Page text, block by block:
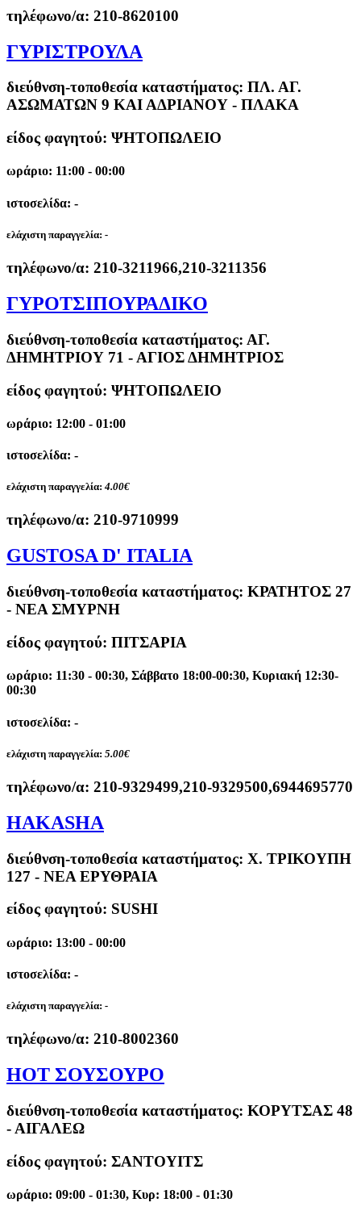
τηλέφωνο/α: 210-8620100
ΓΥΡΙΣΤΡΟΥΛΑ
διεύθνση-τοποθεσία καταστήματος: ΠΛ. ΑΓ.
ΑΣΩΜΑΤΩΝ 9 ΚΑΙ ΑΔΡΙΑΝΟΥ - ΠΛΑΚΑ
είδος φαγητού: ΨΗΤΟΠΩΛΕΙΟ
ωράριο: 11:00 - 00:00
ιστοσελίδα: -
ελάχιστη παραγγελία: -
τηλέφωνο/α: 210-3211966,210-3211356
ΓΥΡΟΤΣΙΠΟΥΡΑΔΙΚΟ
διεύθνση-τοποθεσία καταστήματος: ΑΓ.
ΔΗΜΗΤΡΙΟΥ 71 - ΑΓΙΟΣ ΔΗΜΗΤΡΙΟΣ
είδος φαγητού: ΨΗΤΟΠΩΛΕΙΟ
ωράριο: 12:00 - 01:00
ιστοσελίδα: -
ελάχιστη παραγγελία: 4.00€
τηλέφωνο/α: 210-9710999
GUSTOSA D' ITALIA
διεύθνση-τοποθεσία καταστήματος: ΚΡΑΤΗΤΟΣ 27
- ΝΕΑ ΣΜΥΡΝΗ
είδος φαγητού: ΠΙΤΣΑΡΙΑ
ωράριο: 11:30 - 00:30, Σάββατο 18:00-00:30, Κυριακή 12:30-
00:30
ιστοσελίδα: -
ελάχιστη παραγγελία: 5.00€
τηλέφωνο/α: 210-9329499,210-9329500,6944695770
HAKASHA
διεύθνση-τοποθεσία καταστήματος: Χ. ΤΡΙΚΟΥΠΗ
127 - ΝΕΑ ΕΡΥΘΡΑΙΑ
είδος φαγητού: SUSHI
ωράριο: 13:00 - 00:00
ιστοσελίδα: -
ελάχιστη παραγγελία: -
τηλέφωνο/α: 210-8002360
HOT ΣΟΥΣΟΥΡΟ
διεύθνση-τοποθεσία καταστήματος: ΚΟΡΥΤΣΑΣ 48
- ΑΙΓΑΛΕΩ
είδος φαγητού: ΣΑΝΤΟΥΙΤΣ
ωράριο: 09:00 - 01:30, Κυρ: 18:00 - 01:30